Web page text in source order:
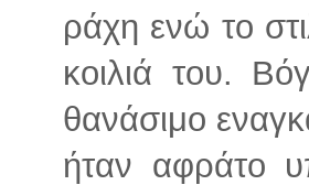
ράχη ενώ το
κοιλιά του.
θανάσιμο
ήταν αφράτο